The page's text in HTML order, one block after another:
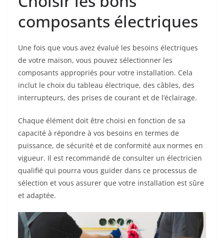
composants électriques
Une fois que vous avez évalué les besoins électriques
de votre maison, vous pouvez sélectionner les
composants appropriés pour votre installation. Cela
inclut le choix du tableau électrique, des câbles, des
interrupteurs, des prises de courant et de l’éclairage.
Chaque élément doit être choisi en fonction de sa
capacité à répondre à vos besoins en termes de
puissance, de sécurité et de conformité aux normes en
vigueur. Il est recommandé de consulter un électricien
qualifié qui pourra vous guider dans ce processus de
sélection et vous assurer que votre installation est sûre
et adaptée.